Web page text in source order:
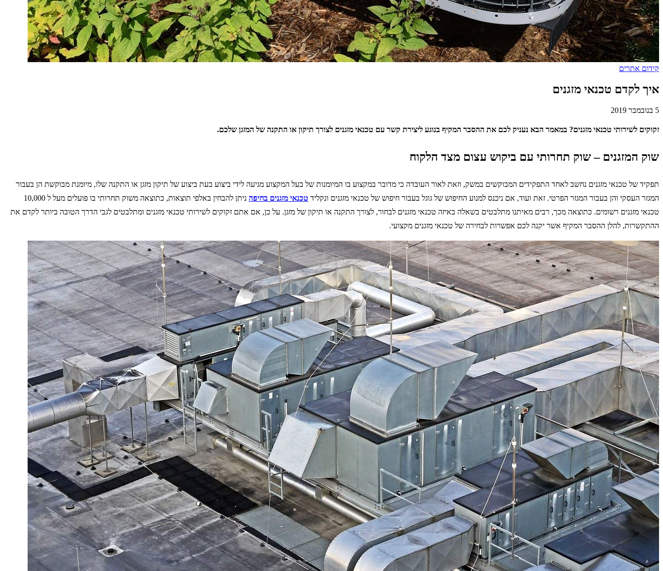
קידום אתרים
איך לקדם טכנאי מזגנים
5 בנובמבר 2019
זקוקים לשירותי טכנאי מזגנים? במאמר הבא נעניק לכם את ההסבר המקיף בנוגע ליצירת קשר עם טכנאי מזגנים לצורך תיקון או התקנה של המזגן שלכם.
שוק המזגנים – שוק תחרותי עם ביקוש עצום מצד הלקוח
תפקיד של טכנאי מזגנים נחשב לאחד התפקידים המבוקשים במשק, וזאת לאור העובדה כי מדובר במקצוע בו המיומנות של בעל המקצוע מגיעה לידי ביצוע בעת ביצוע של תיקון מזגן או התקנה שלו, מיומנת מבוקשת הן בעבור
המגזר העסקי והן בעבור המגזר הפרטי. זאת ועוד, אם ניכנס למנוע החיפוש של גוגל בעבור חיפוש של טכנאי מזגנים ונקליד טכנאי מזגנים בחיפה
ניתן להבחין באלפי תוצאות, כתוצאה משוק תחרותי בו פועלים מעל ל 10,000
טכנאי מזגנים רשומים. כתוצאה מכך, רבים מאיתנו מתלבטים בשאלה באיזה טכנאי מזגנים לבחור, לצורך התקנה או תיקון של מזגן. על כן, אם אתם זקוקים לשירותי טכנאי מזגנים ומתלבטים לגבי הדרך הטובה ביותר לקדם את
ההתקשרות, להלן ההסבר המקיף אשר יקנה לכם אפשרות לבחירה של טכנאי מזגנים מקצועי.